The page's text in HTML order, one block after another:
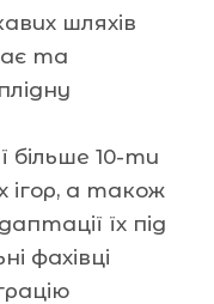
шляхів
та
більше 10-ти
ігор, а також
їх під
фахівці